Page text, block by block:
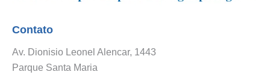
Contato
Av. Dionisio Leonel Alencar, 1443
Parque Santa Maria